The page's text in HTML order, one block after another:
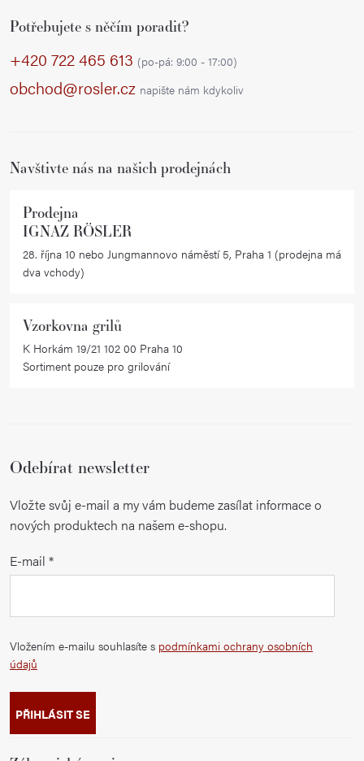
Potřebujete s něčím poradit?
+420 722 465 613 (po-pá: 9:00 - 17:00)
obchod@rosler.cz napište nám kdykoliv
Navštivte nás na našich prodejnách
Prodejna
IGNAZ RÖSLER
28. října 10 nebo Jungmannovo náměstí 5, Praha 1 (prodejna má
dva vchody)
Vzorkovna grilů
K Horkám 19/21 102 00 Praha 10
Sortiment pouze pro grilování
Odebírat newsletter
Vložte svůj e-mail a my vám budeme zasílat informace o
nových produktech na našem e-shopu.
E-mail
Vložením e-mailu souhlasíte s podmínkami ochrany osobních
údajů
PŘIHLÁSIT SE